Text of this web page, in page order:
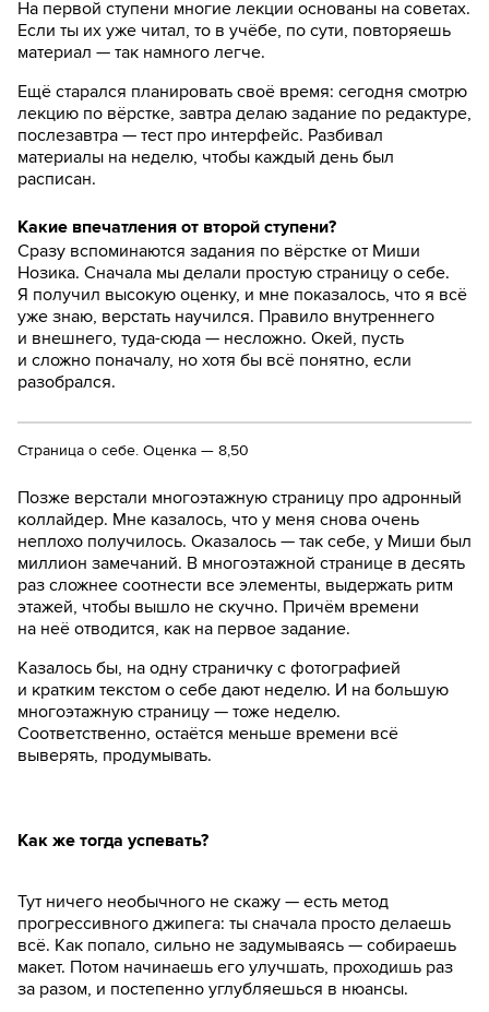
На первой ступени многие лекции основаны на советах.
Если ты их уже читал, то в учёбе, по сути, повторяешь
материал — так намного легче.
Ещё старался планировать своё время: сегодня смотрю
лекцию по вёрстке, завтра делаю задание по редактуре,
послезавтра — тест про интерфейс. Разбивал
материалы на неделю, чтобы каждый день был
расписан.
Какие впечатления от второй ступени?
Сразу вспоминаются задания по вёрстке от Миши
Нозика. Сначала мы делали простую страницу о себе.
Я получил высокую оценку, и мне показалось, что я всё
уже знаю, верстать научился. Правило внутреннего
и внешнего, туда-сюда — несложно. Окей, пусть
и сложно поначалу, но хотя бы всё понятно, если
разобрался.
Страница о себе. Оценка — 8,50
Позже верстали многоэтажную страницу про адронный
коллайдер. Мне казалось, что у меня снова очень
неплохо получилось. Оказалось — так себе, у Миши был
миллион замечаний. В многоэтажной странице в десять
раз сложнее соотнести все элементы, выдержать ритм
этажей, чтобы вышло не скучно. Причём времени
на неё отводится, как на первое задание.
Казалось бы, на одну страничку с фотографией
и кратким текстом о себе дают неделю. И на большую
многоэтажную страницу — тоже неделю.
Соответственно, остаётся меньше времени всё
выверять, продумывать.
Как же тогда успевать?
Тут ничего необычного не скажу — есть метод
прогрессивного джипега: ты сначала просто делаешь
всё. Как попало, сильно не задумываясь — собираешь
макет. Потом начинаешь его улучшать, проходишь раз
за разом, и постепенно углубляешься в нюансы.